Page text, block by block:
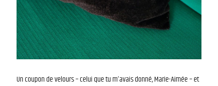
Un coupon de velours – celui que tu m’avais donné, Marie-Aimée – et